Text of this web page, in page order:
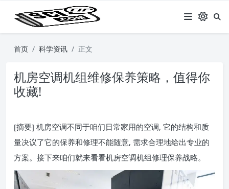
首页 科学资讯 正文
机房空调机组维修保养策略，值得你
收藏!
[摘要] 机房空调不同于咱们日常家用的空调, 它的结构和质
量决议了它的保养和修理不能随意, 需求合理地给出专业的
方案。接下来咱们就来看看机房空调机组修理保养战略。